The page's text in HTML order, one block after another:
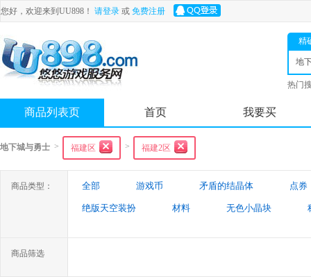
您好，欢迎来到UU898！ 请登录 或 免费注册
精
地
士
热门
商品列表页 首页 我要买
地下城与勇士 > 福建区 > 福建2区
商品类型： 全部 游戏币 矛盾的结晶体 点券
绝版天空装扮 材料 无色小晶块
商品筛选